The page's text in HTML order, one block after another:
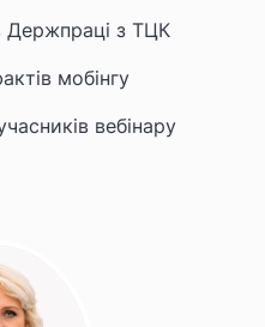
Держпраці з ТЦК
мобінгу
вебінару